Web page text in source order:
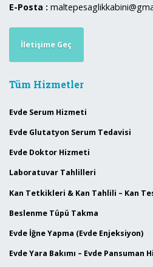
E-Posta :
İletişime Geç
Tüm Hizmetler
Evde Serum Hizmeti
Evde Glutatyon Serum Tedavisi
Evde Doktor Hizmeti
Laboratuvar Tahlilleri
Kan Tetkikleri & Kan Tahlili – Kan
Beslenme Tüpü Takma
Evde İğne Yapma (Evde Enjeksiyon)
Evde Yara Bakımı – Evde Pansuman